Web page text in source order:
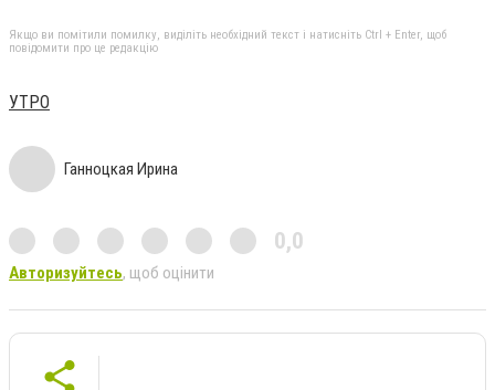
Якщо ви помітили помилку, виділіть необхідний текст і натисніть Ctrl + Enter, щоб
повідомити про це редакцію
УТРО
Ганноцкая Ирина
0,0
Авторизуйтесь, щоб оцінити